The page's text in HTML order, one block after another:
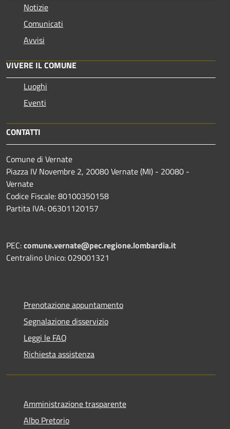
Notizie
Comunicati
Avvisi
VIVERE IL COMUNE
Luoghi
Eventi
CONTATTI
Comune di Vernate
Piazza IV Novembre 2, 20080 Vernate (MI) - 20080 -
Vernate
Codice Fiscale: 80100350158
Partita IVA: 06301120157
PEC:comune.vernate@pec.regione.lombardia.it
Centralino Unico: 029001321
Prenotazione appuntamento
Segnalazione disservizio
Leggi le FAQ
Richiesta assistenza
Amministrazione trasparente
Albo Pretorio